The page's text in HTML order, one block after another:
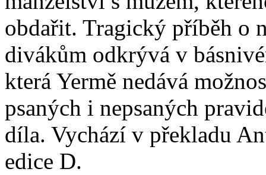
obdařit. Tragický příběh o
divákům odkrývá v
která Yermě nedává
psaných i nepsaných
díla. Vychází v překladu
edice D.